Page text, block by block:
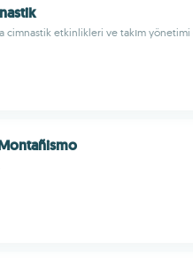
cimnastik etkinlikleri ve takım yönetimi